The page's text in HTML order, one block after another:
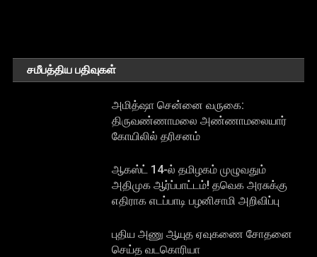
சமீபத்திய பதிவுகள்
அமித்ஷா சென்னை வருகை:
திருவண்ணாமலை அண்ணாமலையார்
கோயிலில் தரிசனம்
ஆகஸ்ட் 14-ல் தமிழகம் முழுவதும்
அதிமுக ஆர்ப்பாட்டம்! தவெக அரசுக்கு
எதிராக எடப்பாடி பழனிசாமி அறிவிப்பு
புதிய அணு ஆயுத ஏவுகணை சோதனை
செய்த வடகொரியா